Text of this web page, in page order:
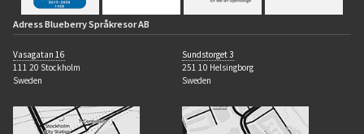
Adress Blueberry Språkresor AB
Vasagatan 16
111 20 Stockholm
Sweden
Sundstorget 3
251 10 Helsingborg
Sweden